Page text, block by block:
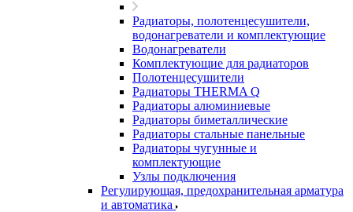
Радиаторы, полотенцесушители,
водонагреватели и комплектующие
Водонагреватели
Комплектующие для радиаторов
Полотенцесушители
Радиаторы THERMA Q
Радиаторы алюминиевые
Радиаторы биметаллические
Радиаторы стальные панельные
Радиаторы чугунные и
комплектующие
Узлы подключения
Регулирующая, предохранительная арматура
и автоматика